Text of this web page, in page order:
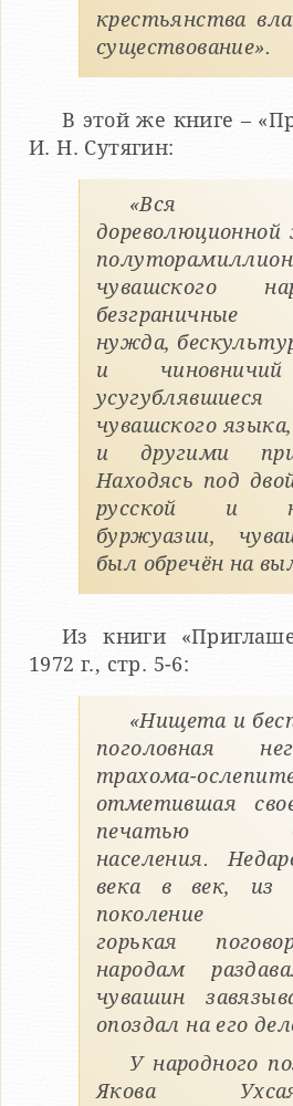
крестьянства
существование».
В этой же книге –
И. Н. Сутягин:
«Вся
чувашского
безграничные
нужда,
и чиновничий
усугублявшиеся
чувашского
и другими
Находясь под
русской и
буржуазии,
был обречён на
Из книги
1972 г., стр. 5-6:
«Нищета и
поголовная
трахома-
отметившая
печатью
населения.
века в век, из
поколение
горькая
народам
чувашин
опоздал на его
У народного
Якова